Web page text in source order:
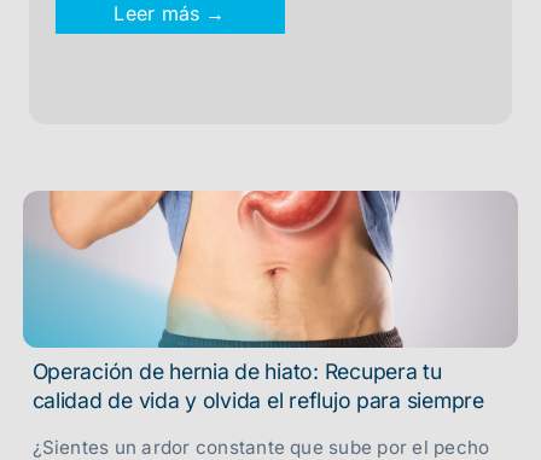
Operación de hernia de hiato: Recupera tu
calidad de vida y olvida el reflujo para siempre
¿Sientes un ardor constante que sube por el pecho
Leer más →